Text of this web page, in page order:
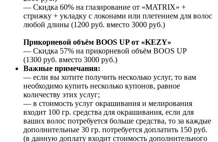
— Скидка 60% на глазирование от «MATRIX» +
стрижку + укладку с локонами или плетением для волос
любой длины (1200 руб. вместо 3000 руб.)
Прикорневой объём BOOS UP от «KEZY»
— Скидка 57% на прикорневой объём BOOS UP
(1300 руб. вместо 3000 руб.)
Важные примечания:
— если вы хотите получить несколько услуг, то вам
необходимо купить несколько купонов, равное
количеству этих услуг;
— в стоимость услуг окрашивания и мелирования
входит 100 гр. средства для окрашивания, если для
ваших волос потребуется больше средства, то за каждые
дополнительные 30 гр. потребуется доплатить 150 руб.
(в данную доплату входит стоимость дополнительного